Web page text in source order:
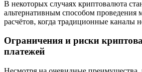
В некоторых случаях криптовалюта
альтернативным способом проведения
расчётов, когда традиционные каналы
Ограничения и риски
платежей